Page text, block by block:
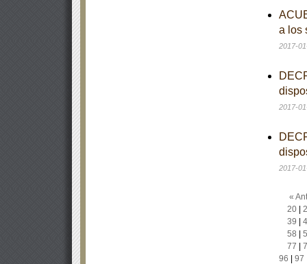
a los
2017-
2017-
2017-
«
20|
39
58
77
96
97